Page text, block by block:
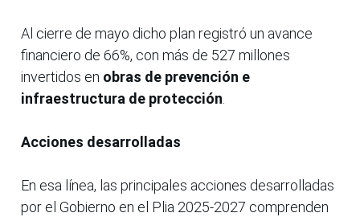
Al cierre de mayo dicho plan registró un avance
financiero de 66%, con más de 527 millones
invertidos en obras de prevención e
infraestructura de protección.
Acciones desarrolladas
En esa línea, las principales acciones desarrolladas
por el Gobierno en el Plia 2025-2027 comprenden